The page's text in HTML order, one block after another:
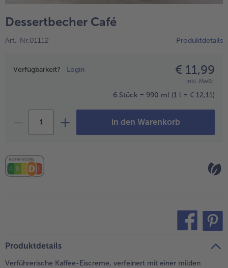
alle Obst
alle Süße Vielfalt
Confiserie & Feinkost
alle Küchenhelfer
Dessertbecher Café
Art.-Nr.01112 Produktdetails
Preisangabe
Verfügbarkeit? Login € 11,99
inkl. MwSt.
6 Stück = 990 ml (1 l = € 12,11)
in den Warenkorb
Produktdetails
Verführerische Kaffee-Eiscreme, verfeinert mit einer milden